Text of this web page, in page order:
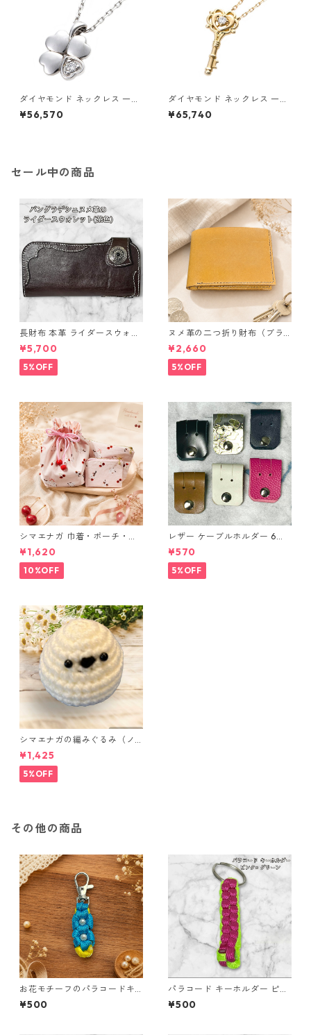
ダイヤモンド ネックレス 一粒
0.014ct プラチナ Pt900 四
葉 クローバーモチーフ ペンダ
¥56,570
ダイヤモンド ネックレス 一粒
K18 イエローゴールド 鍵 キー
モチーフ ペンダント 鑑別カー
¥65,740
セール中の商品
長財布 本革 ライダースウォレ
ット 国産 ヌメ革 ブラウン バ
ングラデシュ l175 レザー 革財
布 ハンドメイド 経年変化
¥5,700
5%OFF
ヌメ革の二つ折り財布（ブラ
ウン系）
¥2,660
5%OFF
シマエナガ 巾着・ポーチ・ミ
ニポーチ(カード収納にも) ３
点セット さくらんぼ柄×淡いピ
ンク
¥1,620
10%OFF
レザー ケーブルホルダー 6個
セット
¥570
5%OFF
シマエナガの編みぐるみ（ノ
ーマル）
¥1,425
5%OFF
その他の商品
お花モチーフのパラコードキ
ーホルダー ブルー×イエロー
ハンドメイド 国産 本革 ヌメ革
¥500
パラコード キーホルダー ピン
ク グリーン 編み込み s30
¥500